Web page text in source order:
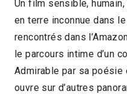
Brigitte Bousquet
2019 > Découvertes
Un film sensible,
en terre inconnue dans
rencontrés dans
le parcours intime d’un
Admirable par sa
ouvre sur d’autres